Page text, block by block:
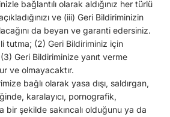
bağlantılı olarak aldığınız her türlü
ve (iii) Geri Bildiriminizin
da beyan ve garanti edersiniz.
tutma; (2) Geri Bildiriminiz için
Geri Bildiriminize yanıt verme
ve olmayacaktır.
bağlı olarak yasa dışı, saldırgan,
karalayıcı, pornografik,
bir şekilde sakıncalı olduğunu ya da